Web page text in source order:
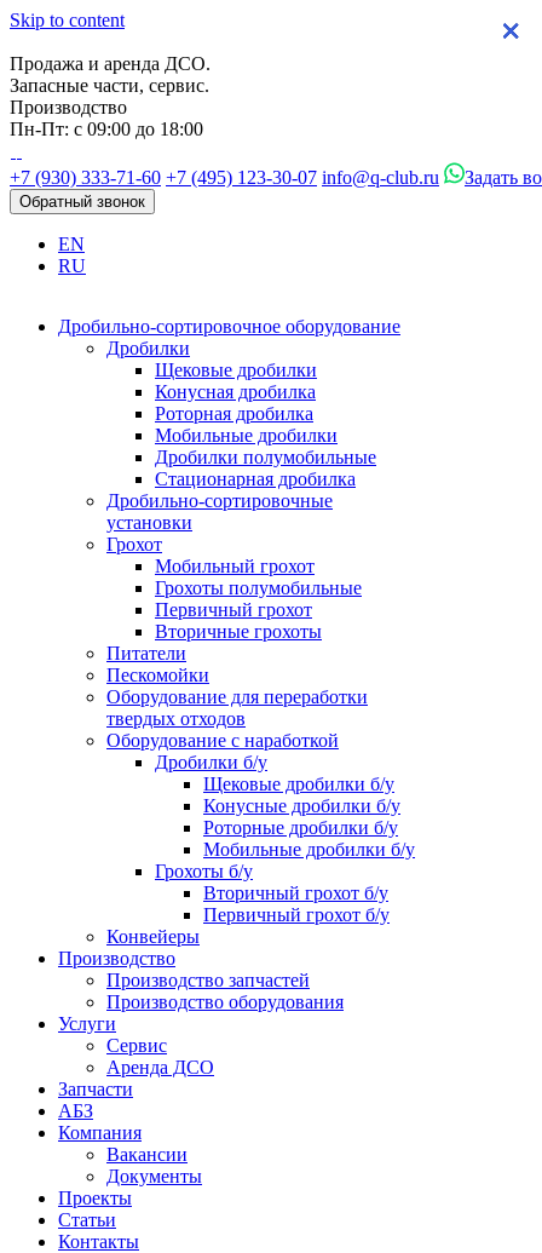
Skip to content
Продажа и аренда ДСО.
Запасные части, сервис.
Производство
Пн-Пт: с 09:00 до 18:00
+7 (930) 333-71-60 +7 (495) 123-30-07 info@q-club.ru Задать
Обратный звонок
EN
RU
Дробильно-сортировочное оборудование
Дробилки
Щековые дробилки
Конусная дробилка
Роторная дробилка
Мобильные дробилки
Дробилки полумобильные
Стационарная дробилка
Дробильно-сортировочные
установки
Грохот
Мобильный грохот
Грохоты полумобильные
Первичный грохот
Вторичные грохоты
Питатели
Пескомойки
Оборудование для переработки
твердых отходов
Оборудование с наработкой
Дробилки б/у
Щековые дробилки б/у
Конусные дробилки б/у
Роторные дробилки б/у
Мобильные дробилки б/у
Грохоты б/у
Вторичный грохот б/у
Первичный грохот б/у
Конвейеры
Производство
Производство запчастей
Производство оборудования
Услуги
Сервис
Аренда ДСО
Запчасти
АБЗ
Компания
Вакансии
Документы
Проекты
Статьи
Контакты
×
×
×
×